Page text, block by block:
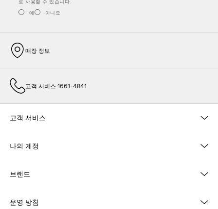
예
아니요
매장 정보
고객 서비스 1661-4841
고객 서비스
나의 계정
브랜드
운영 방침